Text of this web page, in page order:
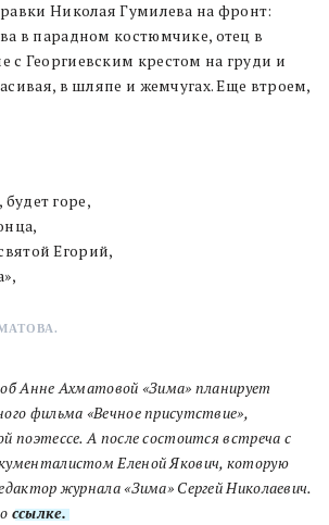
Николая Гумилева на фронт:
в парадном костюмчике, отец в
Георгиевским крестом на груди и
в шляпе и жемчугах. Еще втроем,
горе,
Егорий,
Анне Ахматовой «Зима» планирует
фильма «Вечное присутствие»,
поэтессе. А после состоится встреча с
Еленой Якович, которую
журнала «Зима» Сергей Николаевич.
ссылке.